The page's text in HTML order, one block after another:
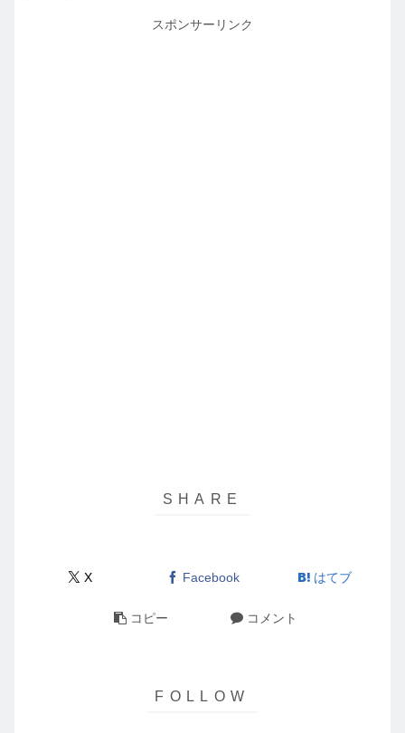
スポンサーリンク
X Facebook はてブ
コピー コメント